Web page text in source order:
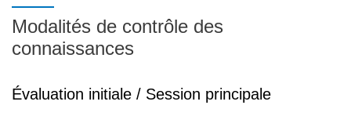
Modalités de contrôle des
connaissances
Évaluation initiale / Session principale